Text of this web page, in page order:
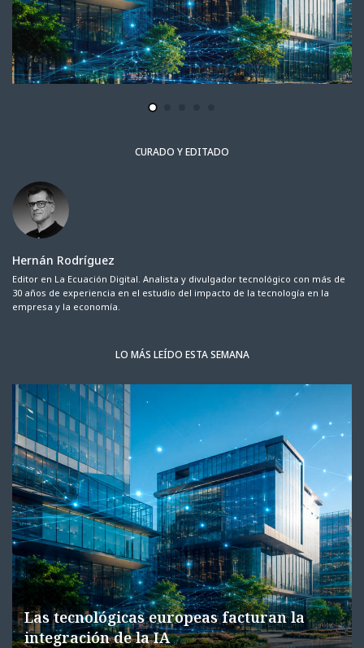
CURADO Y EDITADO
Hernán Rodríguez
Editor en La Ecuación Digital. Analista y divulgador tecnológico con más de
30 años de experiencia en el estudio del impacto de la tecnología en la
empresa y la economía.
LO MÁS LEÍDO ESTA SEMANA
Las tecnológicas europeas facturan la
integración de la IA